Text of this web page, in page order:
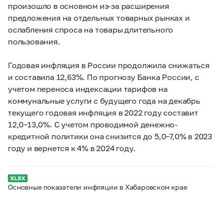
произошло в основном из-за расширения
предложения на отдельных товарных рынках и
ослабления спроса на товары длительного
пользования.
Годовая инфляция в России продолжила снижаться
и составила 12,63%. По прогнозу Банка России, с
учетом переноса индексации тарифов на
коммунальные услуги с будущего года на декабрь
текущего годовая инфляция в 2022 году составит
12,0–13,0%. С учетом проводимой денежно-
кредитной политики она снизится до 5,0–7,0% в 2023
году и вернется к 4% в 2024 году.
Основные показатели инфляции в Хабаровском крае